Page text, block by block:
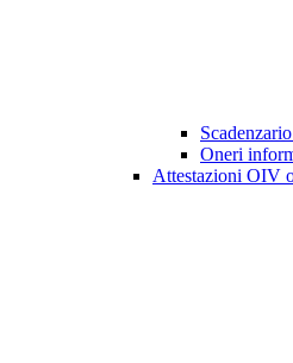
Oneri
Attestazioni OIV